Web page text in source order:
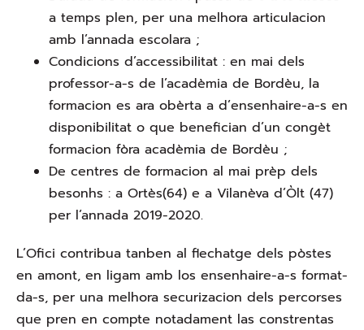
a temps plen, per una melhora articulacion
amb l’annada escolara ;
Condicions d’accessibilitat : en mai dels
professor-a-s de l’acadèmia de Bordèu, la
formacion es ara obèrta a d’ensenhaire-a-s en
disponibilitat o que benefician d’un congèt
formacion fòra acadèmia de Bordèu ;
De centres de formacion al mai prèp dels
besonhs : a Ortès(64) e a Vilanèva d’Òlt (47)
per l’annada 2019-2020.
L’Ofici contribua tanben al flechatge dels pòstes
en amont, en ligam amb los ensenhaire-a-s format-
da-s, per una melhora securizacion dels percorses
que pren en compte notadament las constrentas